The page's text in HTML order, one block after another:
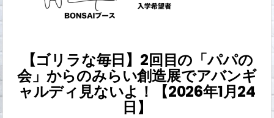
【ゴリラな毎日】2回目の「パパの
会」からのみらい創造展でアバンギ
ャルディ見ないよ！【2026年1月24
日】